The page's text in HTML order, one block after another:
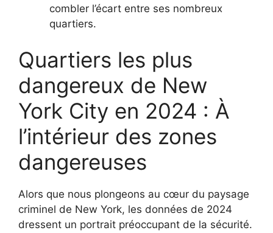
combler l’écart entre ses nombreux
quartiers.
Quartiers les plus
dangereux de New
York City en 2024 : À
l’intérieur des zones
dangereuses
Alors que nous plongeons au cœur du paysage
criminel de New York, les données de 2024
dressent un portrait préoccupant de la sécurité.